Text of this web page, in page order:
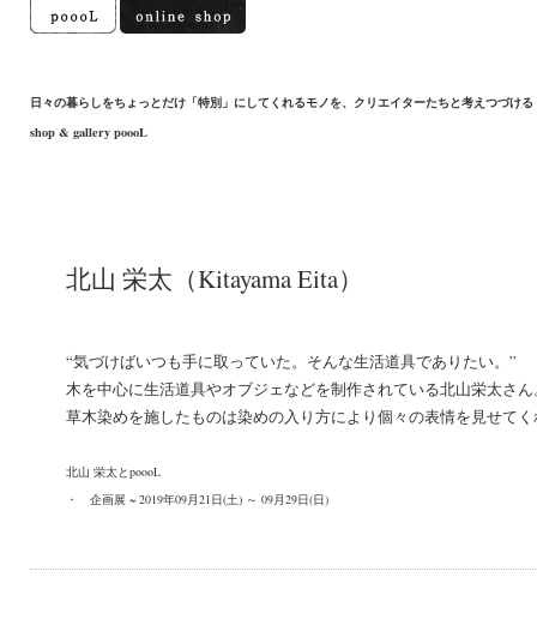
日々の暮らしをちょっとだけ「特別」にしてくれるモノを、クリエイターたちと考えつづける
shop & gallery poooL
北山 栄太（Kitayama Eita）
“気づけばいつも手に取っていた。そんな生活道具でありたい。”
木を中心に生活道具やオブジェなどを制作されている北山栄太さん
草木染めを施したものは染めの入り方により個々の表情を見せて
北山 栄太とpoooL
・ 企画展 ~ 2019年09月21日(土) ～ 09月29日(日)